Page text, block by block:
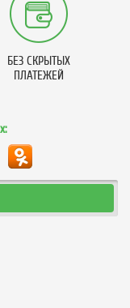
БЕЗ СКРЫТЫХ
ПЛАТЕЖЕЙ